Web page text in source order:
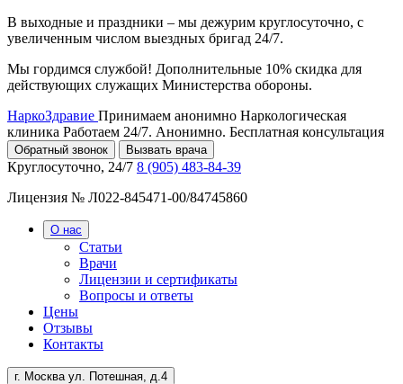
В выходные и праздники – мы дежурим круглосуточно, с
увеличенным числом выездных бригад 24/7.
Мы гордимся службой! Дополнительные 10% скидка для
действующих служащих Министерства обороны.
НаркоЗдравие Принимаем анонимно Наркологическая
клиника Работаем 24/7. Анонимно. Бесплатная консультация
Обратный звонок Вызвать врача
Круглосуточно, 24/7 8 (905) 483-84-39
Лицензия № Л022-845471-00/84745860
О нас
Статьи
Врачи
Лицензии и сертификаты
Вопросы и ответы
Цены
Отзывы
Контакты
г. Москва ул. Потешная, д.4